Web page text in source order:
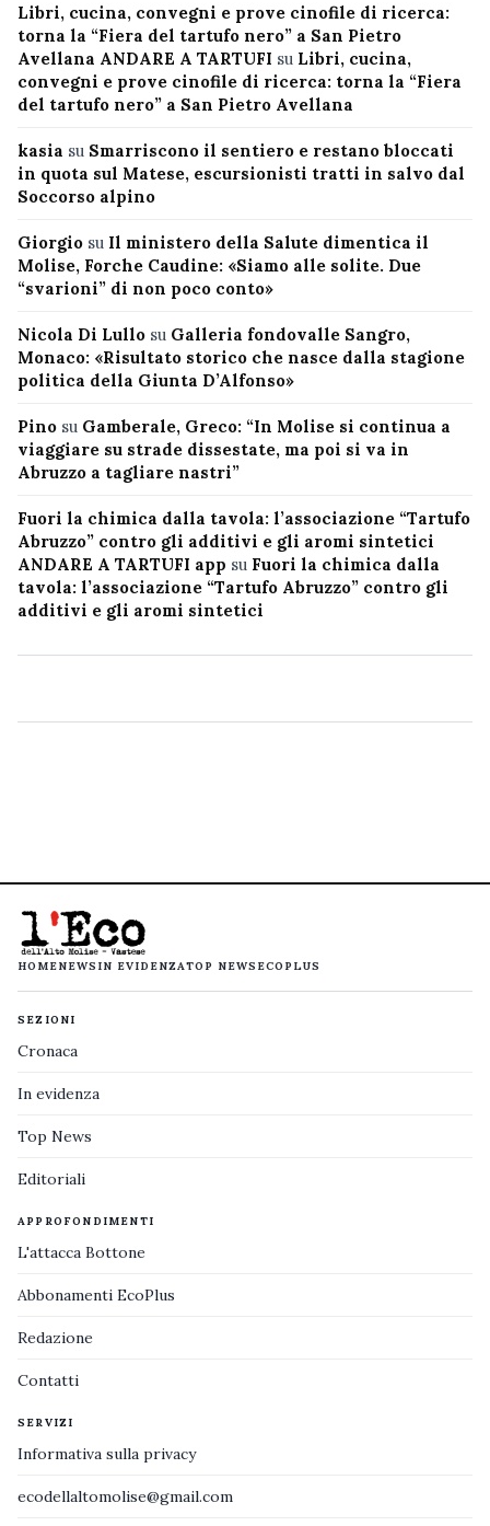
Libri, cucina, convegni e prove cinofile di ricerca:
torna la “Fiera del tartufo nero” a San Pietro
Avellana ANDARE A TARTUFI su Libri, cucina,
convegni e prove cinofile di ricerca: torna la “Fiera
del tartufo nero” a San Pietro Avellana
kasia su Smarriscono il sentiero e restano bloccati
in quota sul Matese, escursionisti tratti in salvo dal
Soccorso alpino
Giorgio su Il ministero della Salute dimentica il
Molise, Forche Caudine: «Siamo alle solite. Due
“svarioni” di non poco conto»
Nicola Di Lullo su Galleria fondovalle Sangro,
Monaco: «Risultato storico che nasce dalla stagione
politica della Giunta D’Alfonso»
Pino su Gamberale, Greco: “In Molise si continua a
viaggiare su strade dissestate, ma poi si va in
Abruzzo a tagliare nastri”
Fuori la chimica dalla tavola: l’associazione “Tartufo
Abruzzo” contro gli additivi e gli aromi sintetici
ANDARE A TARTUFI app su Fuori la chimica dalla
tavola: l’associazione “Tartufo Abruzzo” contro gli
additivi e gli aromi sintetici
HOMENEWS IN EVIDENZATOP NEWS ECOPLUS
SEZIONI
Cronaca
In evidenza
Top News
Editoriali
APPROFONDIMENTI
L'attacca Bottone
Abbonamenti EcoPlus
Redazione
Contatti
SERVIZI
Informativa sulla privacy
ecodellaltomolise@gmail.com